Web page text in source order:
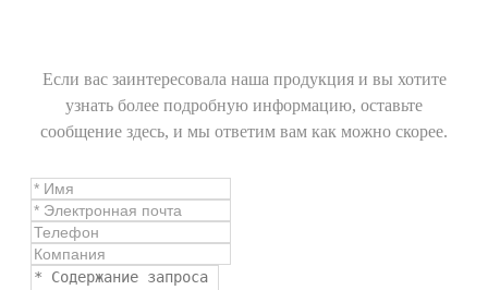
Если вас заинтересовала наша продукция и вы хотите
узнать более подробную информацию, оставьте
сообщение здесь, и мы ответим вам как можно скорее.